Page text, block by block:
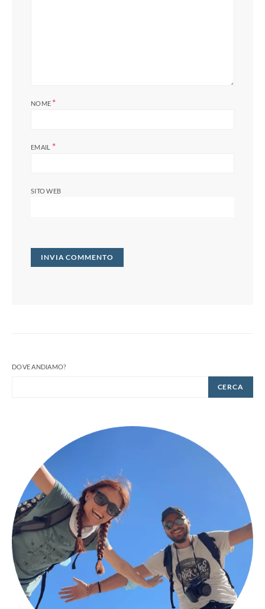
NOME *
EMAIL *
SITO WEB
DOVE ANDIAMO?
CERCA